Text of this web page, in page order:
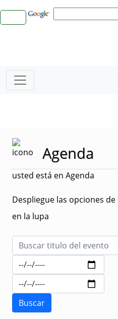
Agenda
usted está en Agenda
Despliegue las opciones
en la lupa